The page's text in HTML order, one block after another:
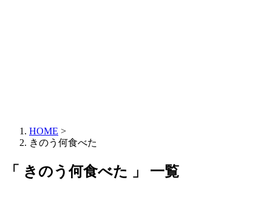
HOME >
きのう何食べた
「 きのう何食べた 」 一覧